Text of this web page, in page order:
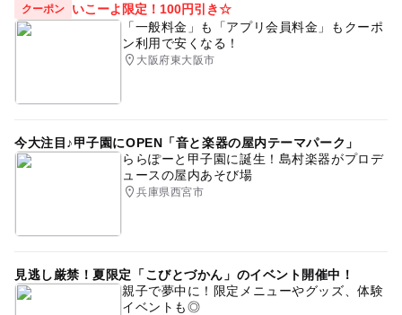
クーポン
いこーよ限定！100円引き☆
「一般料金」も「アプリ会員料金」もクーポ
ン利用で安くなる！
大阪府東大阪市
今大注目♪甲子園にOPEN「音と楽器の屋内テーマパーク」
ららぽーと甲子園に誕生！島村楽器がプロデ
ュースの屋内あそび場
兵庫県西宮市
見逃し厳禁！夏限定「こびとづかん」のイベント開催中！
親子で夢中に！限定メニューやグッズ、体験
イベントも◎